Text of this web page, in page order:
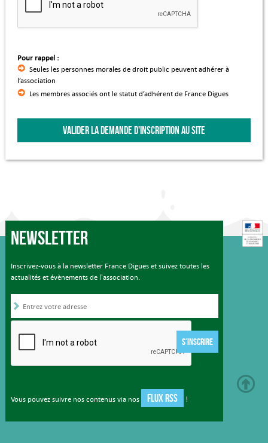
Pour rappel :
Seules les personnes morales de droit public peuvent adhérer à
l’association
Les membres associés ont le statut d’adhérent de France Digues
VALIDER LA DEMANDE D'INSCRIPTION AU SITE
Newsletter
Inscrivez-vous à la newsletter France Digues et suivez toutes les
actualités et évènements de l'association.
S'INSCRIRE
Vous pouvez suivre nos contenus via nos FLUX RSS !